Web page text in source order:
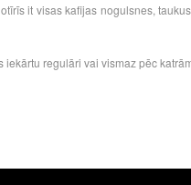
it visas kafijas nogulsnes,
regulāri vai vismaz pēc